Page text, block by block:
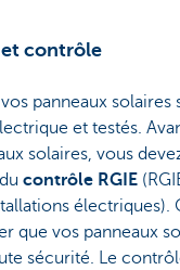
contrôle
panneaux solaires
et testés.
solaires, vous
contrôle RGIE
électriques).
que vos panneaux
sécurité. Le